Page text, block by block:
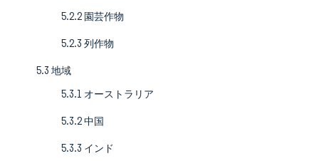
5.2.2 園芸作物
5.2.3 列作物
5.3 地域
5.3.1 オーストラリア
5.3.2 中国
5.3.3 インド